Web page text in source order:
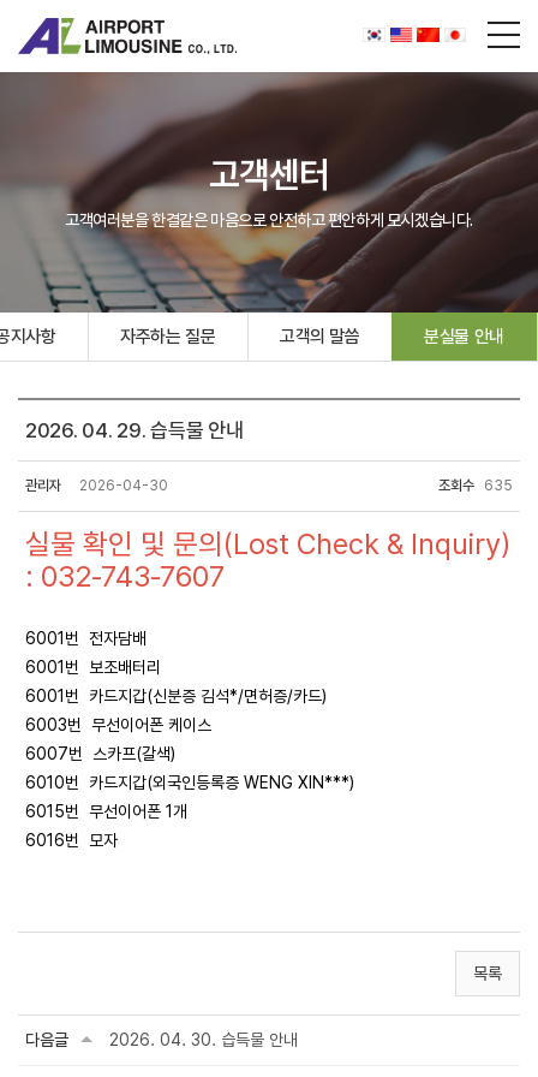
고객센터
고객여러분을 한결같은 마음으로 안전하고 편안하게 모시겠습니다.
지사항 자주하는 질문 고객의 말씀 분실물 안내
2026. 04. 29. 습득물 안내
관리자 2026-04-30 조회수 635
실물 확인 및 문의(Lost Check & Inquiry)
: 032-743-7607
6001번 전자담배
6001번 보조배터리
6001번 카드지갑(신분증 김석*/면허증/카드)
6003번 무선이어폰 케이스
6007번 스카프(갈색)
6010번 카드지갑(외국인등록증 WENG XIN***)
6015번 무선이어폰 1개
6016번 모자
목록
다음글 2026. 04. 30. 습득물 안내